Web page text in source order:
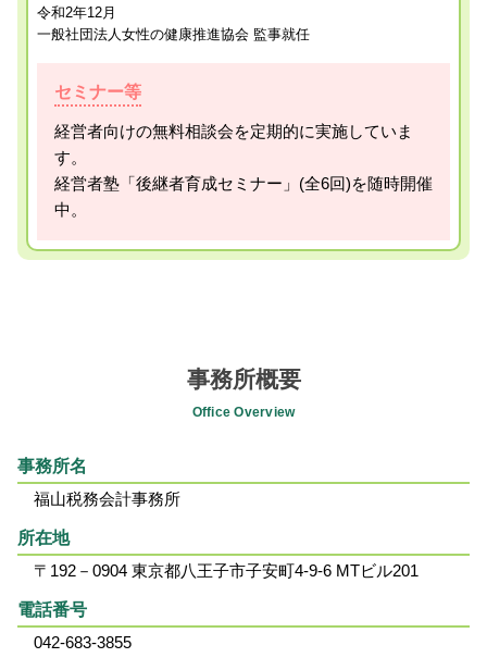
令和2年12月
一般社団法人女性の健康推進協会 監事就任
セミナー等
経営者向けの無料相談会を定期的に実施していま
す。
経営者塾「後継者育成セミナー」(全6回)を随時開催
中。
事務所概要
Office Overview
事務所名
福山税務会計事務所
所在地
〒192－0904 東京都八王子市子安町4-9-6 MTビル201
電話番号
042-683-3855